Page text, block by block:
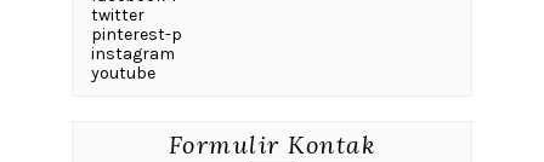
twitter
pinterest-p
instagram
youtube
Formulir Kontak